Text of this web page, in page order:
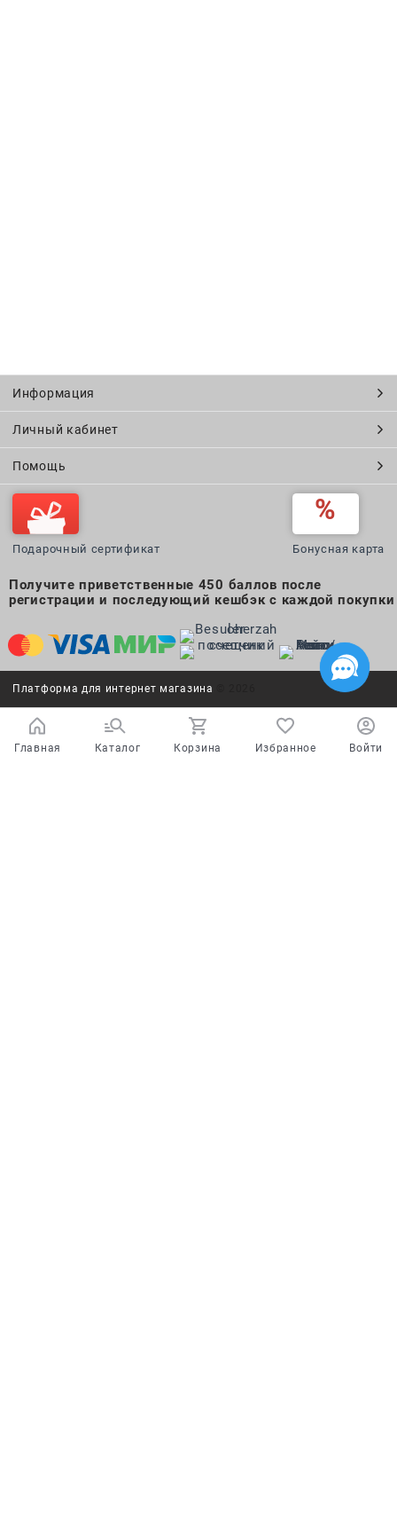
Информация
Личный кабинет
Помощь
Подарочный сертификат Бонусная карта
Получите приветственные 450 баллов после
регистрации и последующий кешбэк с каждой покупки
Платформа для интернет магазина
Главная Каталог Корзина Избранное Войти